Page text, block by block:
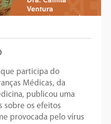
que participa do
Médicas, da
publicou uma
sobre os efeitos
provocada pelo vírus